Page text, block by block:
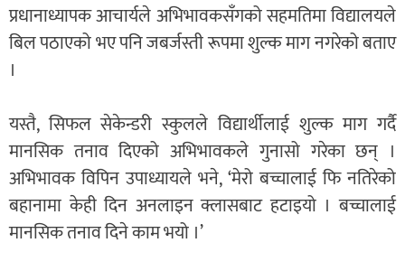
प्रधानाध्यापक आचार्यले अभिभावकसँगको सहमतिमा विद्यालयले
बिल पठाएको भए पनि जबर्जस्ती रूपमा शुल्क माग नगरेको बताए
।
यस्तै, सिफल सेकेन्डरी स्कुलले विद्यार्थीलाई शुल्क माग गर्दै
मानसिक तनाव दिएको अभिभावकले गुनासो गरेका छन् ।
अभिभावक विपिन उपाध्यायले भने, ‘मेरो बच्चालाई फि नतिरेको
बहानामा केही दिन अनलाइन क्लासबाट हटाइयो । बच्चालाई
मानसिक तनाव दिने काम भयो ।’